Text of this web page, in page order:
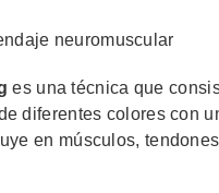
es una técnica que
diferentes colores con
en músculos,